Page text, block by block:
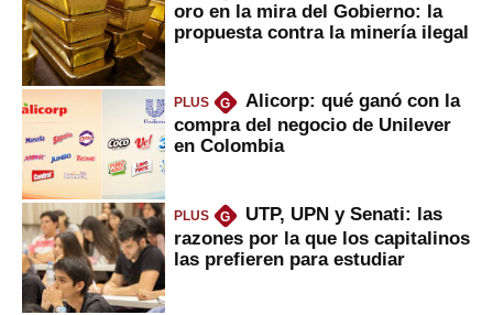
oro en la mira del Gobierno: la
propuesta contra la minería ilegal
PLUS G
Alicorp: qué ganó con la
compra del negocio de Unilever
en Colombia
PLUS G
UTP, UPN y Senati: las
razones por la que los capitalinos
las prefieren para estudiar